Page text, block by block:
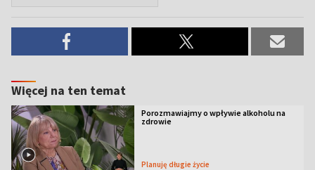
Więcej na ten temat
Porozmawiajmy o wpływie alkoholu na
zdrowie
Planuję długie życie